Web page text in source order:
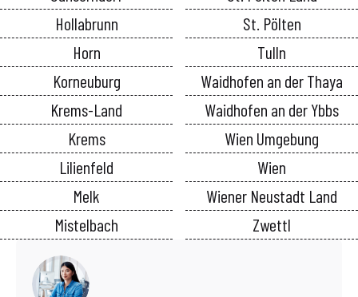
Hollabrunn
Horn
Korneuburg
Krems-Land
Krems
Lilienfeld
Melk
Mistelbach
St. Pölten
Tulln
Waidhofen an der Thaya
Waidhofen an der Ybbs
Wien Umgebung
Wien
Wiener Neustadt Land
Zwettl